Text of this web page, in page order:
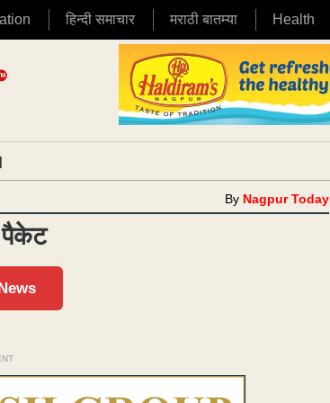
हिन्दी समाचार मराठी बातम्या Health
By Nagpur Today
पैकेट